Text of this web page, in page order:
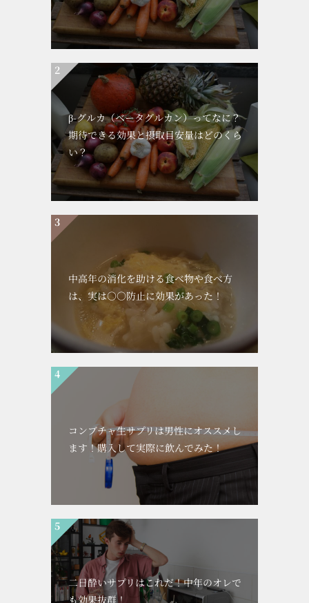
β-グルカ（ベータグルカン）ってなに？
期待できる効果と摂取目安量はどのくら
い？
中高年の消化を助ける食べ物や食べ方
は、実は○○防止に効果があった！
コンブチャ生サプリは男性にオススメし
ます！購入して実際に飲んでみた！
二日酔いサプリはこれだ！中年のオレで
も効果抜群！